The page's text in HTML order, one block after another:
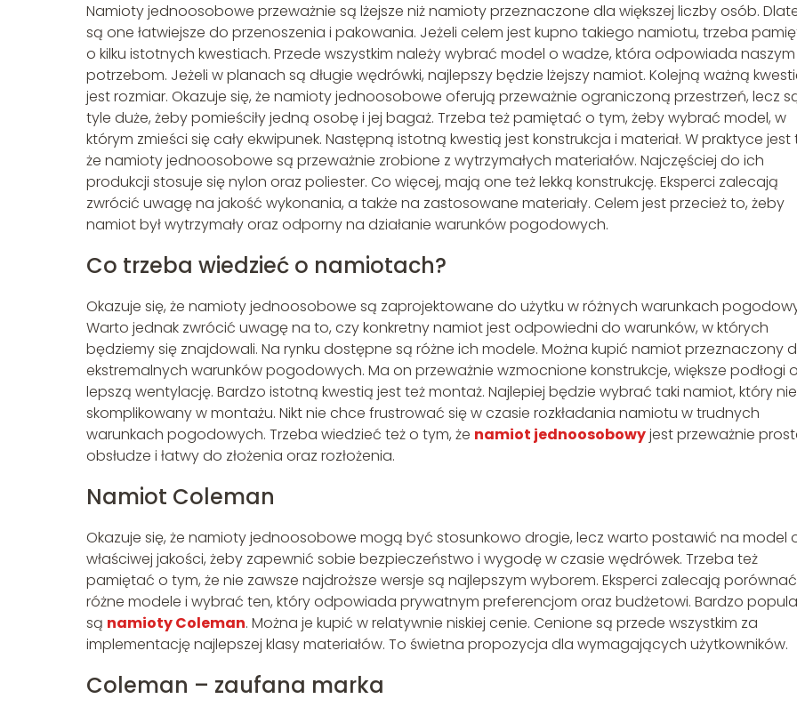
Namioty jednoosobowe przeważnie są lżejsze niż namioty przeznaczone dla większej liczby osób.
są one łatwiejsze do przenoszenia i pakowania. Jeżeli celem jest kupno takiego namiotu, trzeba
o kilku istotnych kwestiach. Przede wszystkim należy wybrać model o wadze, która odpowiada naszym
potrzebom. Jeżeli w planach są długie wędrówki, najlepszy będzie lżejszy namiot. Kolejną ważną
jest rozmiar. Okazuje się, że namioty jednoosobowe oferują przeważnie ograniczoną przestrzeń, lecz
tyle duże, żeby pomieściły jedną osobę i jej bagaż. Trzeba też pamiętać o tym, żeby wybrać model, w
którym zmieści się cały ekwipunek. Następną istotną kwestią jest konstrukcja i materiał. W praktyce jest
że namioty jednoosobowe są przeważnie zrobione z wytrzymałych materiałów. Najczęściej do ich
produkcji stosuje się nylon oraz poliester. Co więcej, mają one też lekką konstrukcję. Eksperci zalecają
zwrócić uwagę na jakość wykonania, a także na zastosowane materiały. Celem jest przecież to, żeby
namiot był wytrzymały oraz odporny na działanie warunków pogodowych.
Co trzeba wiedzieć o namiotach?
Okazuje się, że namioty jednoosobowe są zaprojektowane do użytku w różnych warunkach
Warto jednak zwrócić uwagę na to, czy konkretny namiot jest odpowiedni do warunków, w których
będziemy się znajdowali. Na rynku dostępne są różne ich modele. Można kupić namiot przeznaczony
ekstremalnych warunków pogodowych. Ma on przeważnie wzmocnione konstrukcje, większe podłogi
lepszą wentylację. Bardzo istotną kwestią jest też montaż. Najlepiej będzie wybrać taki namiot, który
skomplikowany w montażu. Nikt nie chce frustrować się w czasie rozkładania namiotu w trudnych
warunkach pogodowych. Trzeba wiedzieć też o tym, że namiot jednoosobowyjest przeważnie
obsłudze i łatwy do złożenia oraz rozłożenia.
Namiot Coleman
Okazuje się, że namioty jednoosobowe mogą być stosunkowo drogie, lecz warto postawić na model
właściwej jakości, żeby zapewnić sobie bezpieczeństwo i wygodę w czasie wędrówek. Trzeba też
pamiętać o tym, że nie zawsze najdroższe wersje są najlepszym wyborem. Eksperci zalecają porównać
różne modele i wybrać ten, który odpowiada prywatnym preferencjom oraz budżetowi. Bardzo
są namioty Coleman. Można je kupić w relatywnie niskiej cenie. Cenione są przede wszystkim za
implementację najlepszej klasy materiałów. To świetna propozycja dla wymagających użytkowników.
Coleman – zaufana marka